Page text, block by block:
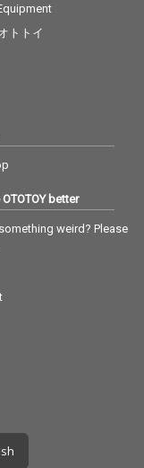
トトイ
better
weird? Please